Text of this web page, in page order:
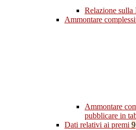
Relazione sulla
Ammontare
Ammontare
pubblicare in
Dati relativi ai premi 9